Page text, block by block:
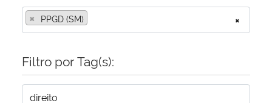
Ministério do Desenvolvimento Regional
Ministério da Mulher, da Família e dos Direitos Humanos
×
× PPGD (SM)
Filtro por Tag(s):